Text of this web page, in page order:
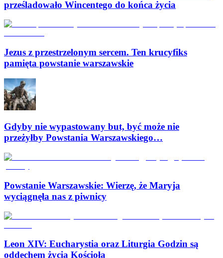
prześladowało Wincentego do końca życia
Jezus z przestrzelonym sercem. Ten krucyfiks
pamięta powstanie warszawskie
Gdyby nie wypastowany but, być może nie
przeżyłby Powstania Warszawskiego…
Powstanie Warszawskie: Wierzę, że Maryja
wyciągnęła nas z piwnicy
Leon XIV: Eucharystia oraz Liturgia Godzin są
oddechem życia Kościoła